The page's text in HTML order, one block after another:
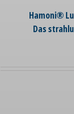
Hamoni®
Das